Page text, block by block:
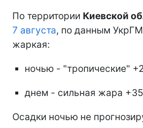
По территории Киевской
7 августа, по данным
жаркая:
ночью - "тропические"
днем - сильная жара
Осадки ночью не